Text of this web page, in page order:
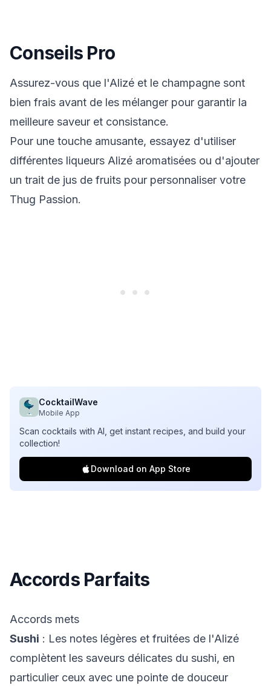
Conseils Pro
Assurez-vous que l'Alizé et le champagne sont
bien frais avant de les mélanger pour garantir la
meilleure saveur et consistance.
Pour une touche amusante, essayez d'utiliser
différentes liqueurs Alizé aromatisées ou d'ajouter
un trait de jus de fruits pour personnaliser votre
Thug Passion.
CocktailWave
Mobile App
Scan cocktails with AI, get instant recipes, and build your
collection!
Download on App Store
Accords Parfaits
Accords mets
Sushi : Les notes légères et fruitées de l'Alizé
complètent les saveurs délicates du sushi, en
particulier ceux avec une pointe de douceur